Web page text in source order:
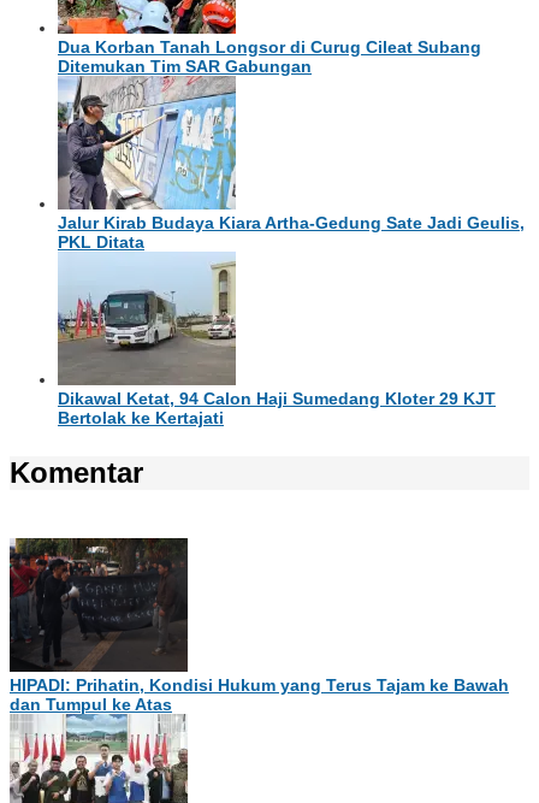
Dua Korban Tanah Longsor di Curug Cileat Subang
Ditemukan Tim SAR Gabungan
Jalur Kirab Budaya Kiara Artha-Gedung Sate Jadi Geulis,
PKL Ditata
Dikawal Ketat, 94 Calon Haji Sumedang Kloter 29 KJT
Bertolak ke Kertajati
Komentar
HIPADI: Prihatin, Kondisi Hukum yang Terus Tajam ke Bawah
dan Tumpul ke Atas